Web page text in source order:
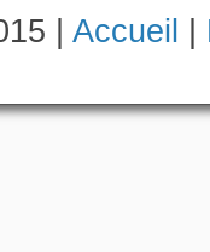
| Accueil